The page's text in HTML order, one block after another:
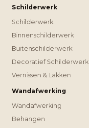
Schilderwerk
Schilderwerk
Binnenschilderwerk
Buitenschilderwerk
Decoratief Schilderwerk
Vernissen & Lakken
Wandafwerking
Wandafwerking
Behangen